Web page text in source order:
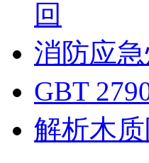
回
消防应
GBT
解析木